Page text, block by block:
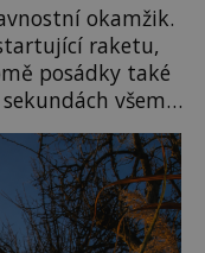
okamžik.
raketu,
posádky také
všem
Jejich
daňové
Na druhou stranu
Na malé kousky